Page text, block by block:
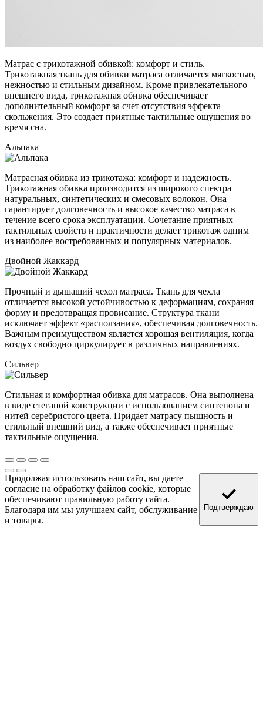
Матрас с трикотажной обивкой: комфорт и стиль.
Трикотажная ткань для обивки матраса отличается мягкостью,
нежностью и стильным дизайном. Кроме привлекательного
внешнего вида, трикотажная обивка обеспечивает
дополнительный комфорт за счет отсутствия эффекта
скольжения. Это создает приятные тактильные ощущения во
время сна.
Альпака
Матрасная обивка из трикотажа: комфорт и надежность.
Трикотажная обивка производится из широкого спектра
натуральных, синтетических и смесовых волокон. Она
гарантирует долговечность и высокое качество матраса в
течение всего срока эксплуатации. Сочетание приятных
тактильных свойств и практичности делает трикотаж одним
из наиболее востребованных и популярных материалов.
Двойной Жаккард
Прочный и дышащий чехол матраса. Ткань для чехла
отличается высокой устойчивостью к деформациям, сохраняя
форму и предотвращая провисание. Структура ткани
исключает эффект «расползания», обеспечивая долговечность.
Важным преимуществом является хорошая вентиляция, когда
воздух свободно циркулирует в различных направлениях.
Сильвер
Стильная и комфортная обивка для матрасов. Она выполнена
в виде стеганой конструкции с использованием синтепона и
нитей серебристого цвета. Придает матрасу пышность и
стильный внешний вид, а также обеспечивает приятные
тактильные ощущения.
Продолжая использовать наш сайт, вы даете
согласие на обработку файлов cookie, которые
обеспечивают правильную работу сайта.
Благодаря им мы улучшаем сайт, обслуживание
и товары.
Подтверждаю